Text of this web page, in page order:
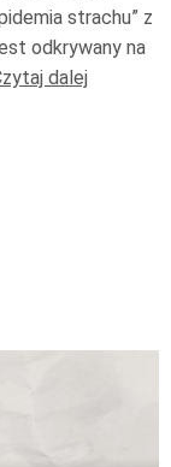
strachu” z
odkrywany na
dalej